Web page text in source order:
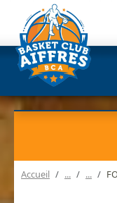
Accueil
Panneau de gestion